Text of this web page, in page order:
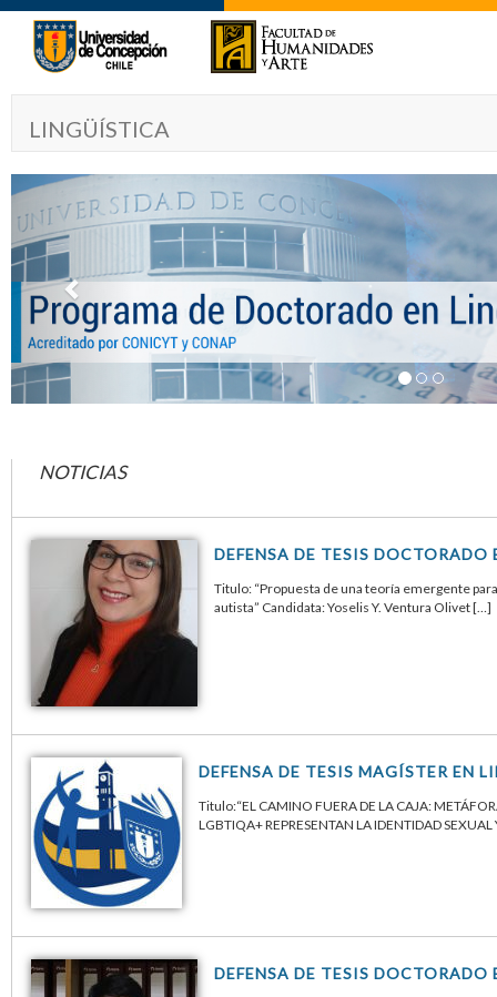
LINGÜÍSTICA
Previous
NOTICIAS
DEFENSA DE TESIS
Titulo: “Propuesta de una teoría emergente
autista” Candidata: Yoselis Y. Ventura Olivet […]
DEFENSA DE TESIS MAGÍSTER EN
Titulo:“EL CAMINO FUERA DE LA CAJA:
LGBTIQA+ REPRESENTAN LA IDENTIDAD SEXUAL
DEFENSA DE TESIS